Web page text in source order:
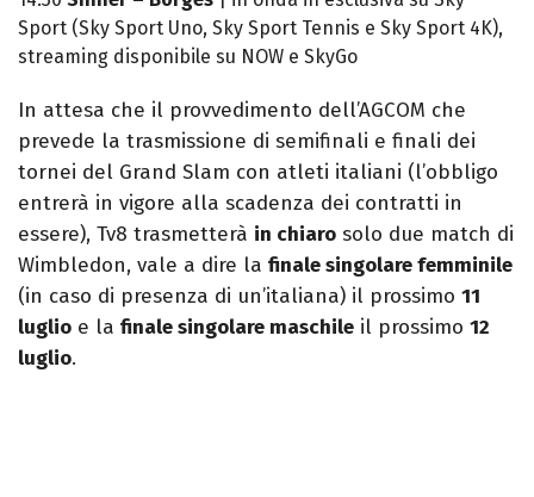
Sport (Sky Sport Uno, Sky Sport Tennis e Sky Sport 4K),
streaming disponibile su NOW e SkyGo
In attesa che il provvedimento dell’AGCOM che
prevede la trasmissione di semifinali e finali dei
tornei del Grand Slam con atleti italiani (l’obbligo
entrerà in vigore alla scadenza dei contratti in
essere), Tv8 trasmetterà in chiaro solo due match di
Wimbledon, vale a dire la finale singolare femminile
(in caso di presenza di un’italiana) il prossimo 11
luglio e la finale singolare maschile il prossimo 12
luglio.